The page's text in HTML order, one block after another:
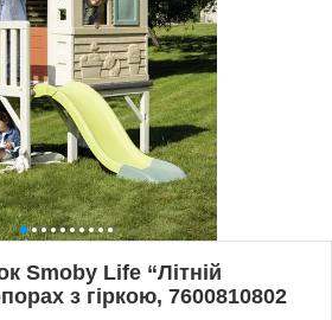
Smoby Life “Літній
з гіркою, 7600810802